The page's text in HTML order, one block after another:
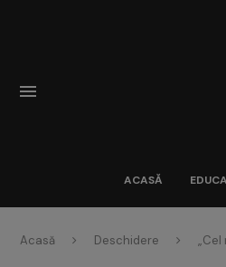
ACASĂ
Acasă Deschidere